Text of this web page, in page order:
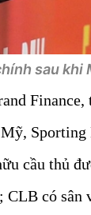
sau khi
Sporting
cầu thủ
CLB có sân